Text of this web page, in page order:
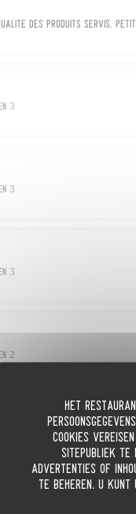
Het
cookies
sitepubliek te
advertenties of
te beheren. U kunt
des produits servis.
3
3
3
2
2
avec respect du client.